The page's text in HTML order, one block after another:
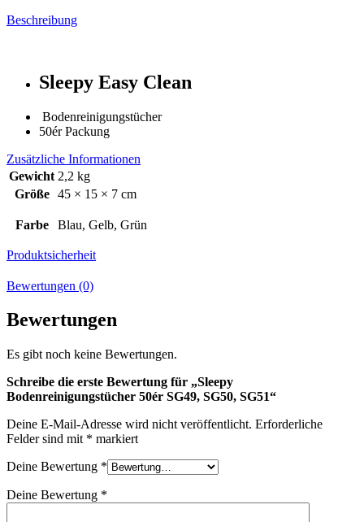
Beschreibung
Sleepy Easy Clean
Bodenreinigungstücher
50ér Packung
Zusätzliche Informationen
Gewicht 2,2 kg
Größe
45 × 15 × 7 cm
Farbe Blau, Gelb, Grün
Produktsicherheit
Bewertungen (0)
Bewertungen
Es gibt noch keine Bewertungen.
Schreibe die erste Bewertung für „Sleepy
Bodenreinigungstücher 50ér SG49, SG50, SG51“
Deine E-Mail-Adresse wird nicht veröffentlicht. Erforderliche
Felder sind mit * markiert
Deine Bewertung *
Deine Bewertung *